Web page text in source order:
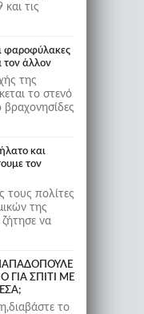
τις
φαροφύλακες
τον άλλον
της
το στενό
βραχονησίδες
και
τον
τους πολίτες
της
να
ΓΙΑ ΣΠΙΤΙ ΜΕ
το